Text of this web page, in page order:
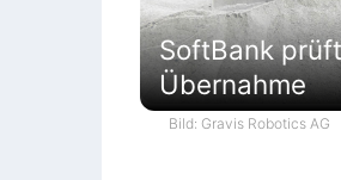
SoftBank
Übernahme
Bild: Gravis Robotics AG